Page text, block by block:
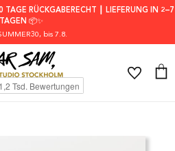
RÜCKGABERECHT ┃ LIEFERUNG IN 2–7
TAGEN 📦✨
, bis 7.8.